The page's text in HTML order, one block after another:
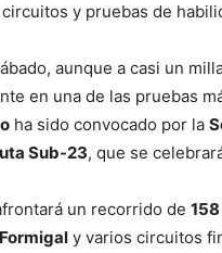
y pruebas de
aunque a casi un
en una de las pruebas
ha sido convocado por la
Sub-23, que se
un recorrido de
Formigal y varios circuitos